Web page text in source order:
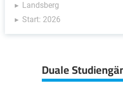
Landsberg
Start: 2026
Duale